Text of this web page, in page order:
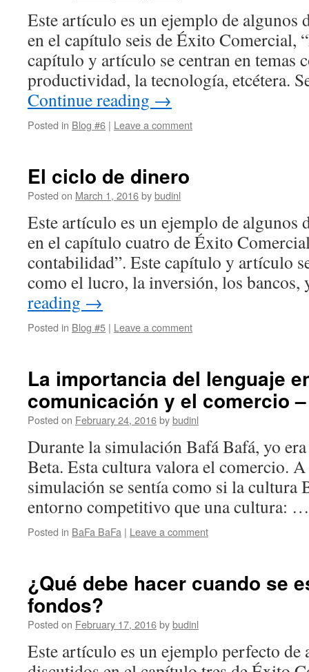
Este artículo es un ejemplo de algunos
en el capítulo seis de Éxito Comercial,
capítulo y artículo se centran en temas
productividad, la tecnología, etcétera.
Continue reading →
Posted in Blog #6 | Leave a comment
El ciclo de dinero
Posted on March 1, 2016bybudinl
Este artículo es un ejemplo de algunos
en el capítulo cuatro de Éxito
contabilidad”. Este capítulo y artículo
como el lucro, la inversión, los
reading →
Posted in Blog #5 | Leave a comment
La importancia del lenguaje
comunicación y el comercio
Posted on February 24, 2016bybudinl
Durante la simulación Bafá Bafá, yo
Beta. Esta cultura valora el comercio.
simulación se sentía como si la cultura
entorno competitivo que una cultura:
Posted in BaFa BaFa | Leave a comment
¿Qué debe hacer cuando se
fondos?
Posted on February 17, 2016bybudinl
Este artículo es un ejemplo perfecto de